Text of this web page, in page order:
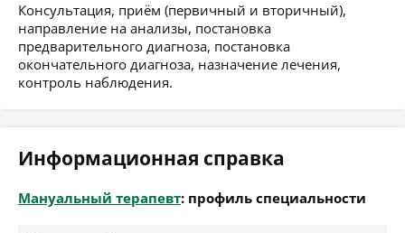
Консультация, приём (первичный и вторичный),
направление на анализы, постановка
предварительного диагноза, постановка
окончательного диагноза, назначение лечения,
контроль наблюдения.
Информационная справка
Мануальный терапевт: профиль специальности